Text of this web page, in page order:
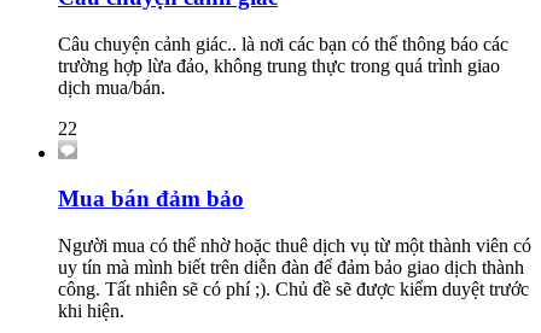
Câu chuyện cảnh giác.. là nơi các bạn có thể thông báo các
trường hợp lừa đảo, không trung thực trong quá trình giao
dịch mua/bán.
22
Mua bán đảm bảo
Người mua có thể nhờ hoặc thuê dịch vụ từ một thành viên có
uy tín mà mình biết trên diễn đàn để đảm bảo giao dịch thành
công. Tất nhiên sẽ có phí ;). Chủ đề sẽ được kiểm duyệt trước
khi hiện.